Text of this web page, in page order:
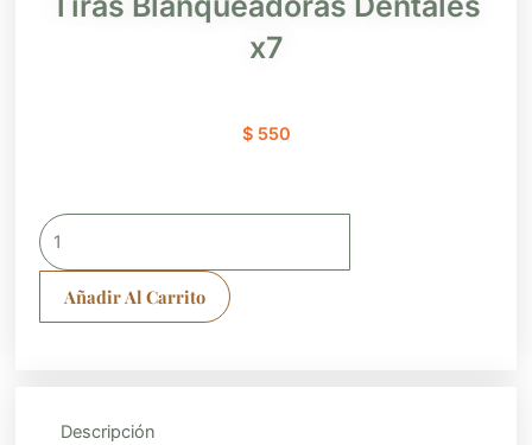
x7
$550
Tiras
Blanqueadoras
Añadir Al Carrito
Descripción